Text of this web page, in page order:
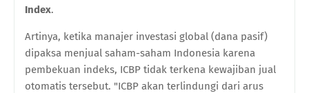
Index.
Artinya, ketika manajer investasi global (dana pasif)
dipaksa menjual saham-saham Indonesia karena
pembekuan indeks, ICBP tidak terkena kewajiban jual
otomatis tersebut. "ICBP akan terlindungi dari arus